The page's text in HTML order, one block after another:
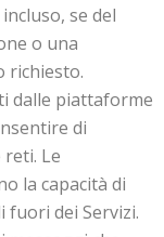
se del
o una
richiesto.
dalle piattaforme
di
Le
la capacità di
fuori dei Servizi.